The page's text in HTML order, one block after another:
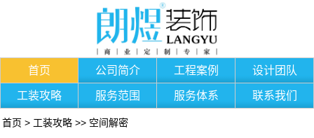
首页 公司简介 工程案例 设计团队
工装攻略 服务范围 服务体系 联系我们
首页 > 工装攻略 >> 空间解密